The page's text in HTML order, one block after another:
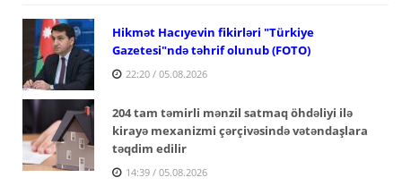
Hikmət Hacıyevin fikirləri "Türkiye
Gazetesi"ndə təhrif olunub (FOTO)
22:20 / 05.08.2026
204 tam təmirli mənzil satmaq öhdəliyi ilə
kirayə mexanizmi çərçivəsində vətəndaşlara
təqdim edilir
14:39 / 05.08.2026